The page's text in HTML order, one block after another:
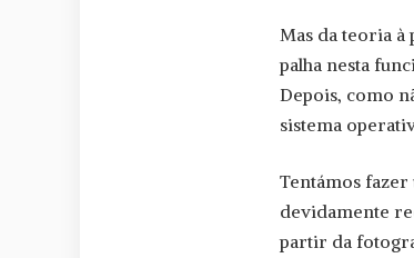
Mas da teoria
palha nesta
Depois, como
sistema
Tentámos
devidamente
partir da